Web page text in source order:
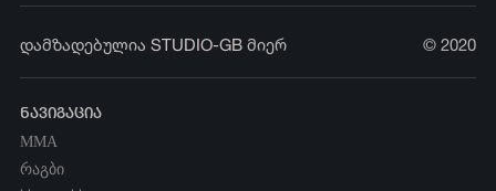
დამზადებულია STUDIO-GBმიერ © 2020
ნავიგაცია
MMA
რაგბი